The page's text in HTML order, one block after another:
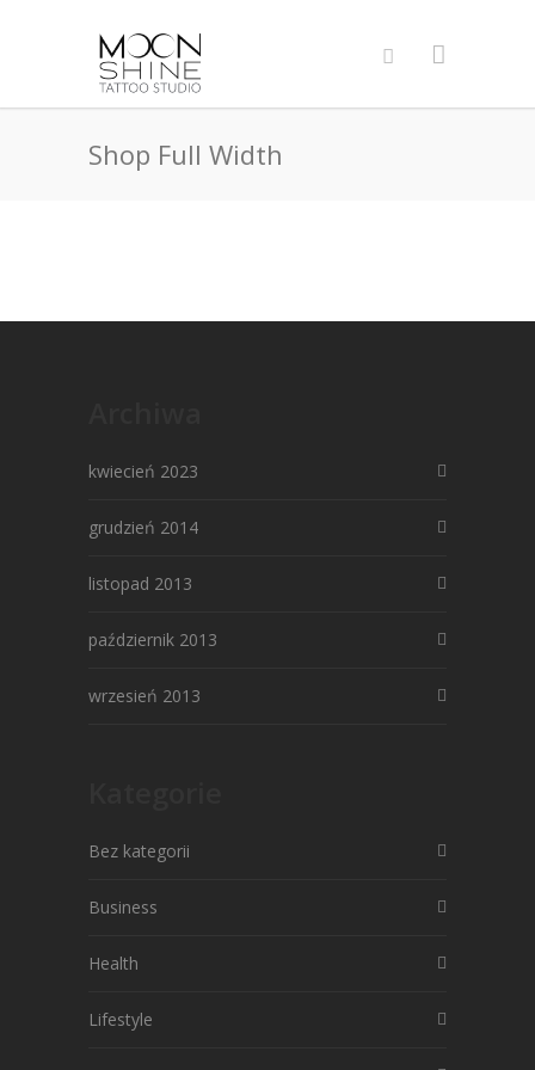
Shop Full Width
kwiecień 2023
grudzień 2014
listopad 2013
październik 2013
wrzesień 2013
Bez kategorii
Business
Health
Lifestyle